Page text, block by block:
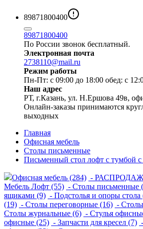
89871800400
89871800400
По России звонок бесплатный.
Электронная почта
2738110@mail.ru
Режим работы
Пн-Пт: с 09:00 до 18:00 обед: с
Наш адрес
РТ, г.Казань, ул. Н.Ершова 49в,
Онлайн-заказы принимаются
выходных
Главная
Офисная мебель
Столы письменные
Письменный стол лофт с тумбой
Офисная мебель (284) -
Мебель Лофт (55) - Столы письменные
ящиками (9) - Подстолья и опоры стола
(19) - Столы переговорные (16) -
Столы журнальные (6) - Стулья
офисные (25) - Запчасти для кресел (7)